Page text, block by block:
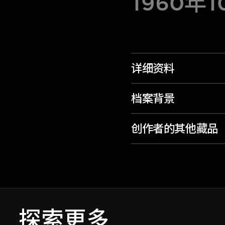
详细资料
档案背景
创作者的其他藏品